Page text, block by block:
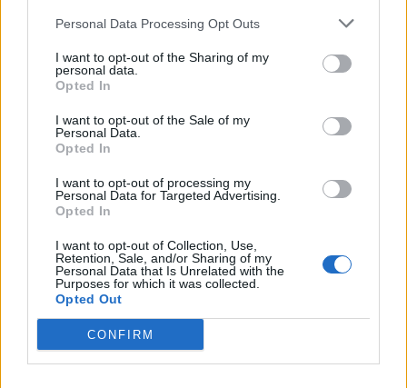
Personal Data Processing Opt Outs
I want to opt-out of the Sharing of my
personal data.
Opted In
I want to opt-out of the Sale of my
Personal Data.
Opted In
I want to opt-out of processing my
Personal Data for Targeted Advertising.
Opted In
I want to opt-out of Collection, Use,
Retention, Sale, and/or Sharing of my
Personal Data that Is Unrelated with the
Purposes for which it was collected.
Opted Out
CONFIRM
vremena jer one mogu izazvati sužavanje krvnih sudova i
moždanog udara.
Da li i deca mogu biti meteoropati? Deca, naročito mlađeg
uzrasta, mogu pokazivati simptome meteoropatije poput
nervoze.
Fizička aktivnost: Šetnje i boravak u prirodi pomažu u
ublažavanju simptoma.
Smanjenje nikotina i kofeina: Cigarete i energetski napici